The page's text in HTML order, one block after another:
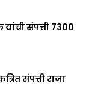
संपत्ती 7300
संपत्ती राजा